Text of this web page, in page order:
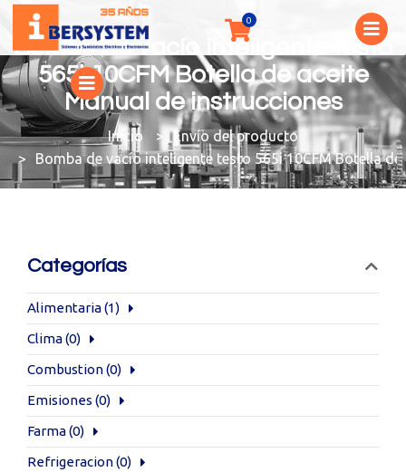
Bomba de vacío inteligente testo
565i 10CFM Botella de aceite
Manual de instrucciones
You are here:
Envío del producto
Bomba de vacío inteligente testo 565i 10CFM Botella
Categorías
Alimentaria(1)
Clima(0)
Combustion(0)
Emisiones (0)
Farma(0)
Refrigeracion(0)